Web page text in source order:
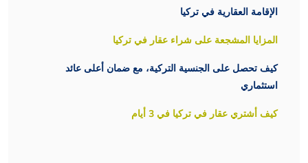
الإقامة العقارية في تركيا
المزايا المشجعة على شراء عقار في تركيا
كيف تحصل على الجنسية التركية، مع ضمان أعلى عائد
استثماري
كيف أشتري عقار في تركيا في 3 أيام